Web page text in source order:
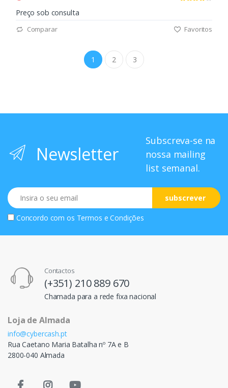
Preço sob consulta
Comparar Favoritos
1 2 3
Newsletter
Subscreva-se na
nossa mailing
list semanal.
Email
subscrever
Concordo com os Termos e Condições
Contactos
(+351) 210 889 670
Chamada para a rede fixa nacional
Loja de Almada
info@cybercash.pt
Rua Caetano Maria Batalha nº 7A e B
2800-040 Almada